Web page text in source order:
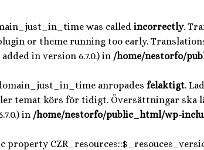
was called incorrectly.
or theme running too early.
in version 6.7.0.) in /home/nestorfo/
anropades felaktigt.
temat körs för tidigt. Översättningar ska
in /home/nestorfo/public_html/wp-
property